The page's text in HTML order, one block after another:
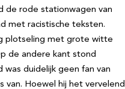
de rode stationwagen van
met racistische teksten.
plotseling met grote witte
de andere kant stond
was duidelijk geen fan van
van. Hoewel hij het vervelend